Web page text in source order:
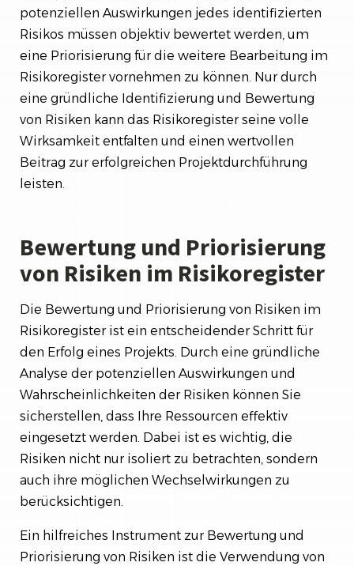
potenziellen Auswirkungen jedes identifizierten
Risikos müssen objektiv bewertet werden, um
eine Priorisierung für die weitere Bearbeitung im
Risikoregister vornehmen zu können. Nur durch
eine gründliche Identifizierung und Bewertung
von Risiken kann das Risikoregister seine volle
Wirksamkeit entfalten und einen wertvollen
Beitrag zur erfolgreichen Projektdurchführung
leisten.
Bewertung und Priorisierung
von Risiken im Risikoregister
Die Bewertung und Priorisierung von Risiken im
Risikoregister ist ein entscheidender Schritt für
den Erfolg eines Projekts. Durch eine gründliche
Analyse der potenziellen Auswirkungen und
Wahrscheinlichkeiten der Risiken können Sie
sicherstellen, dass Ihre Ressourcen effektiv
eingesetzt werden. Dabei ist es wichtig, die
Risiken nicht nur isoliert zu betrachten, sondern
auch ihre möglichen Wechselwirkungen zu
berücksichtigen.
Ein hilfreiches Instrument zur Bewertung und
Priorisierung von Risiken ist die Verwendung von